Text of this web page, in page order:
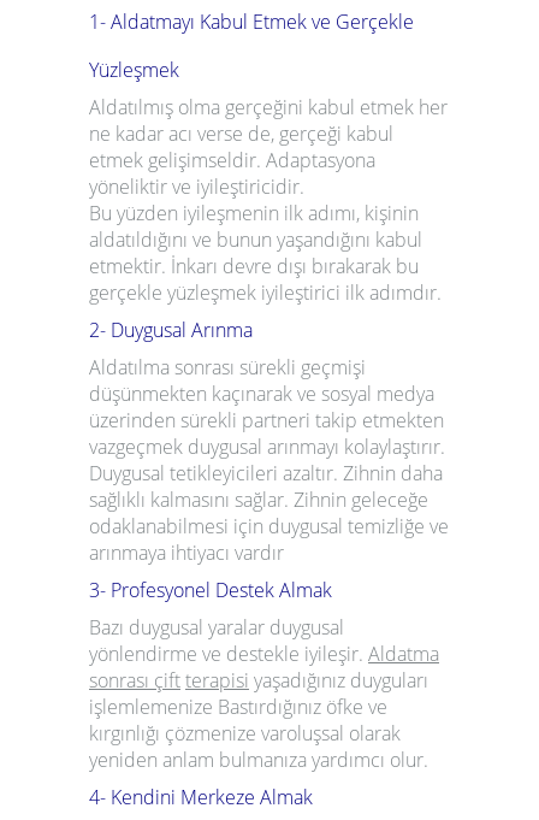
1- Aldatmayı Kabul Etmek ve Gerçekle
Yüzleşmek
Aldatılmış olma gerçeğini kabul etmek her
ne kadar acı verse de, gerçeği kabul
etmek gelişimseldir. Adaptasyona
yöneliktir ve iyileştiricidir.
Bu yüzden iyileşmenin ilk adımı, kişinin
aldatıldığını ve bunun yaşandığını kabul
etmektir. İnkarı devre dışı bırakarak bu
gerçekle yüzleşmek iyileştirici ilk adımdır.
2- Duygusal Arınma
Aldatılma sonrası sürekli geçmişi
düşünmekten kaçınarak ve sosyal medya
üzerinden sürekli partneri takip etmekten
vazgeçmek duygusal arınmayı kolaylaştırır.
Duygusal tetikleyicileri azaltır. Zihnin daha
sağlıklı kalmasını sağlar. Zihnin geleceğe
odaklanabilmesi için duygusal temizliğe ve
arınmaya ihtiyacı vardır
3- Profesyonel Destek Almak
Bazı duygusal yaralar duygusal
yönlendirme ve destekle iyileşir. Aldatma
sonrası çiftterapisi yaşadığınız duyguları
işlemlemenize Bastırdığınız öfke ve
kırgınlığı çözmenize varoluşsal olarak
yeniden anlam bulmanıza yardımcı olur.
4- Kendini Merkeze Almak